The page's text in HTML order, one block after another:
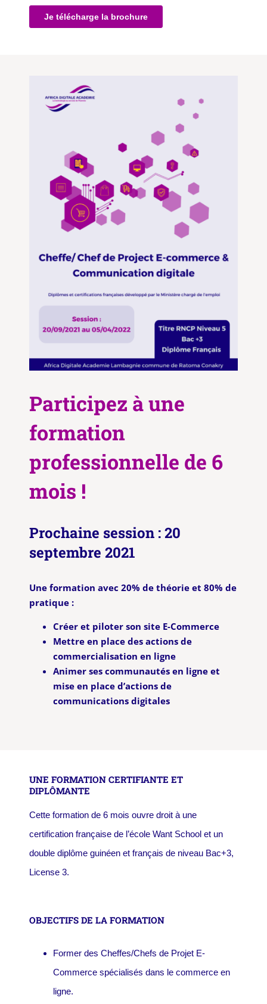
Participez à une
formation
professionnelle de 6
mois !
Prochaine session : 20
septembre 2021
Une formation avec 20% de théorie et 80% de
pratique :
Créer et piloter son site E-Commerce
Mettre en place des actions de
commercialisation en ligne
Animer ses communautés en ligne et
mise en place d’actions de
communications digitales
UNE FORMATION CERTIFIANTE ET
DIPLÔMANTE
Cette formation de 6 mois ouvre droit à une
certification française de l’école Want School et un
double diplôme guinéen et français de niveau Bac+3,
License 3.
OBJECTIFS DE LA FORMATION
Former des Cheffes/Chefs de Projet E-
Commerce spécialisés dans le commerce en
ligne.